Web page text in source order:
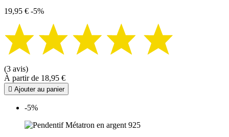
19,95 € -5%
(3 avis)
À partir de 18,95 €
 Ajouter au panier
-5%